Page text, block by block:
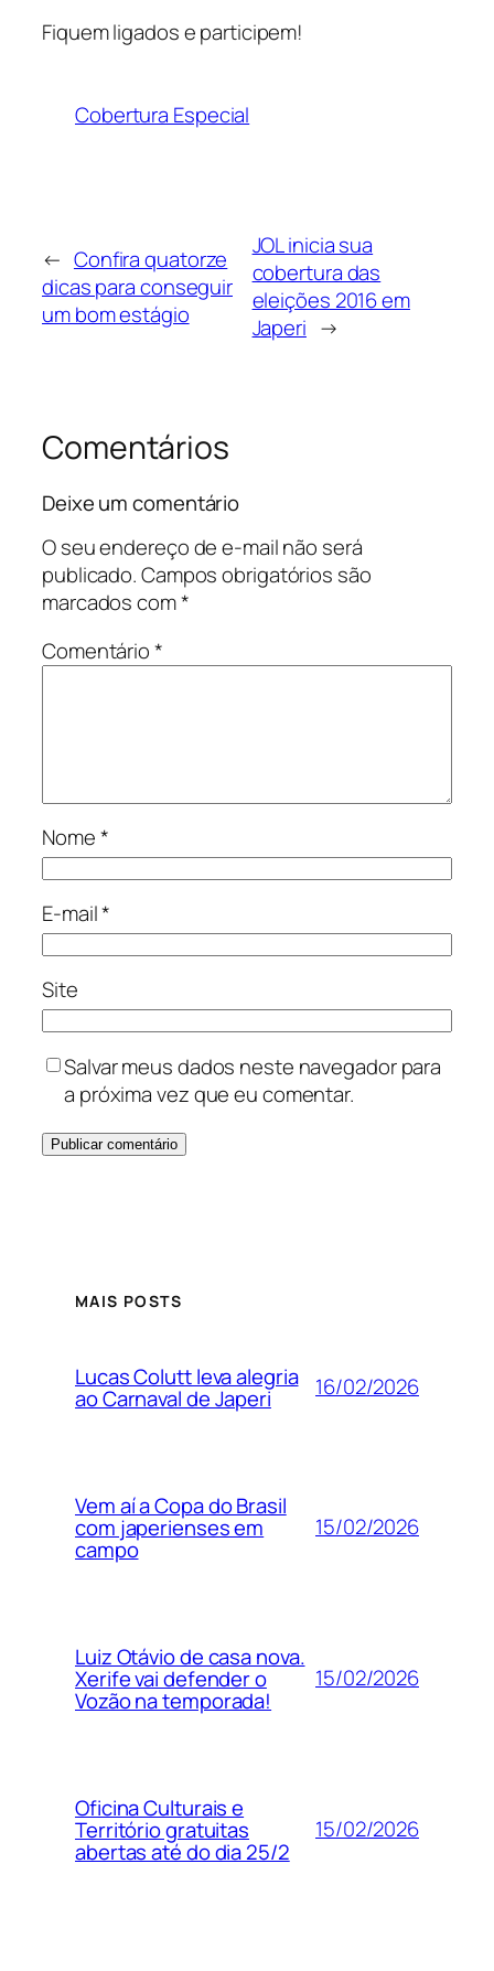
Fiquem ligados e participem!
Cobertura Especial
← Confira quatorze
dicas para conseguir
um bom estágio
JOL inicia sua
cobertura das
eleições 2016 em
Japeri →
Comentários
Deixe um comentário
O seu endereço de e-mail não será
publicado.Campos obrigatórios são
marcados com*
Comentário*
Nome*
E-mail*
Site
Salvar meus dados neste navegador para
a próxima vez que eu comentar.
MAIS POSTS
Lucas Colutt leva alegria
ao Carnaval de Japeri 16/02/2026
Vem aí a Copa do Brasil
com japerienses em
campo
15/02/2026
Luiz Otávio de casa nova.
Xerife vai defender o
Vozão na temporada!
15/02/2026
Oficina Culturais e
Território gratuitas
abertas até do dia 25/2
15/02/2026